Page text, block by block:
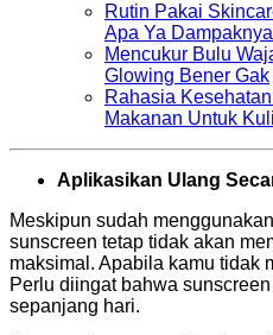
Rutin Pakai
Apa Ya
Mencukur Bulu
Glowing Bener Gak
Rahasia
Makanan Untuk
Aplikasikan Ulang
Meskipun sudah
sunscreen tetap tidak akan
maksimal. Apabila kamu tidak
Perlu diingat bahwa
sepanjang hari.